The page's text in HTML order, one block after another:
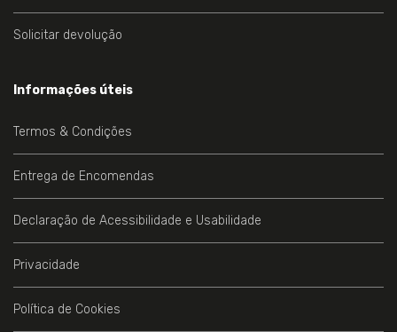
Solicitar devolução
Informações úteis
Termos & Condições
Entrega de Encomendas
Declaração de Acessibilidade e Usabilidade
Privacidade
Política de Cookies